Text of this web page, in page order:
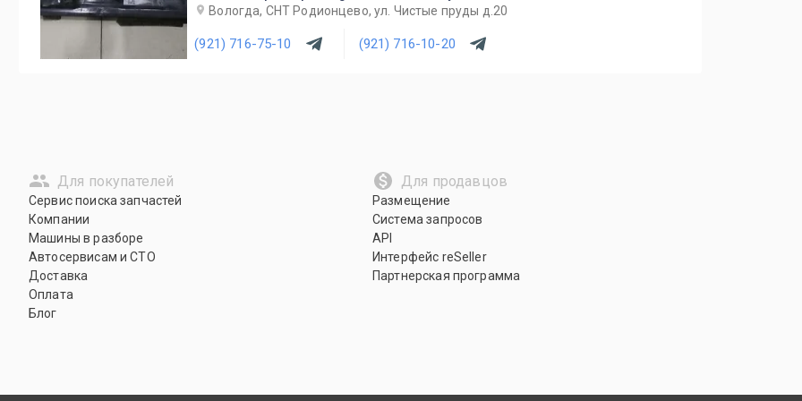
Вологда, СНТ Родионцево, ул. Чистые пруды д.20
(921) 716-75-10 (921) 716-10-20
Для покупателей
Сервис поиска запчастей
Компании
Машины в разборе
Автосервисам и СТО
Доставка
Оплата
Блог
Для продавцов
Размещение
Система запросов
API
Интерфейс reSeller
Партнерская программа